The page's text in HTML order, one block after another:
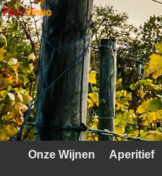
Home
Contact
Mijn account
Verzendkosten
Onze Wijnen Aperitief